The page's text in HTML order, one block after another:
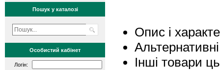
Пошук у каталозі
Особистий кабінет
Логін:
Опис і
Інші товари